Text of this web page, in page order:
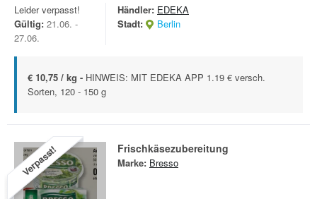
Leider verpasst!
Gültig: 21.06. -
27.06.
Händler: EDEKA
Stadt:
Berlin
€ 10,75 / kg - HINWEIS: MIT EDEKA APP 1.19 € versch.
Sorten, 120 - 150 g
Verpasst! Frischkäsezubereitung
Marke: Bresso